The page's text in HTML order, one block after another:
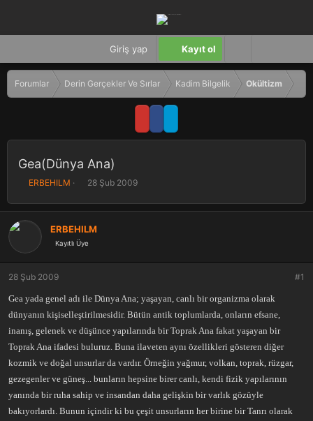
Giriş yap Kayıt ol
Forumlar Derin Gerçekler Ve Sırlar Kadim Bilgelik Okültizm
Gea(Dünya Ana)
K
n
b
a
ş
a
t
a
n
ERBEHILM
B
ş
a
n
t
r
i
h
28 Şub 2009
ERBEHILM
Kayıtlı Üye
28 Şub 2009 #1
Gea yada genel adı ile Dünya Ana; yaşayan, canlı bir organizma olarak
dünyanın kişiselleştirilmesidir. Bütün antik toplumlarda, onların efsane,
inanış, gelenek ve düşünce yapılarında bir Toprak Ana fakat yaşayan bir
Toprak Ana ifadesi buluruz. Buna ilaveten aynı özellikleri gösteren diğer
kozmik ve doğal unsurlar da vardır. Örneğin yağmur, volkan, toprak, rüzgar,
gezegenler ve güneş... bunların hepsine birer canlı, kendi fizik yapılarının
yanında bir ruha sahip ve insandan daha gelişkin bir varlık gözüyle
bakıyorlardı. Bunun içindir ki bu çeşit unsurların her birine bir Tanrı olarak